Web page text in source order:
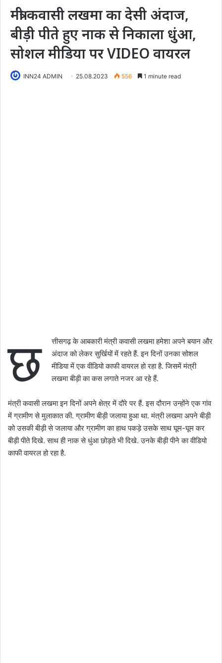
मंत्री कवासी लखमा का देसी अंदाज,
बीड़ी पीते हुए नाक से निकाला धुंआ,
सोशल मीडिया पर VIDEO वायरल
INN24 ADMIN 25.08.2023 556 1 minute read
छ
त्तीसगढ़ के आबकारी मंत्री कवासी लखमा हमेशा अपने बयान और
अंदाज को लेकर सुर्खियों में रहते हैं. इन दिनों उनका सोशल
मीडिया में एक वीडियो काफी वायरल हो रहा है. जिसमें मंत्री
लखमा बीड़ी का कस लगाते नजर आ रहे हैं.
मंत्री कवासी लखमा इन दिनों अपने क्षेत्र में दौरे पर हैं. इस दौरान उन्होंने एक गांव
में ग्रामीण से मुलाकात की. ग्रामीण बीड़ी जलाया हुआ था. मंत्री लखमा अपने बीड़ी
को उसकी बीड़ी से जलाया और ग्रामीण का हाथ पकड़े उसके साथ घूम-घूम कर
बीड़ी पीते दिखे. साथ ही नाक से धुंआ छोड़ते भी दिखे. उनके बीड़ी पीने का वीडियो
काफी वायरल हो रहा है.